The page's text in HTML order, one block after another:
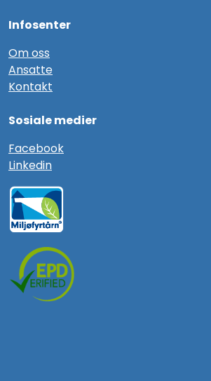
Infosenter
Om oss
Ansatte
Kontakt
Sosiale medier
Facebook
Linkedin